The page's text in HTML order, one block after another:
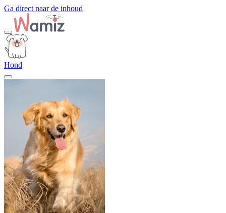
Ga direct naar de inhoud
Hond